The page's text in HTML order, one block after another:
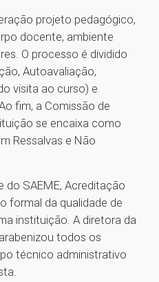
projeto pedagógico,
docente, ambiente
O processo é dividido
Autoavaliação,
visita ao curso) e
fim, a Comissão de
se encaixa como
Ressalvas e Não
do SAEME, Acreditação
formal da qualidade de
instituição. A diretora da
todos os
técnico administrativo